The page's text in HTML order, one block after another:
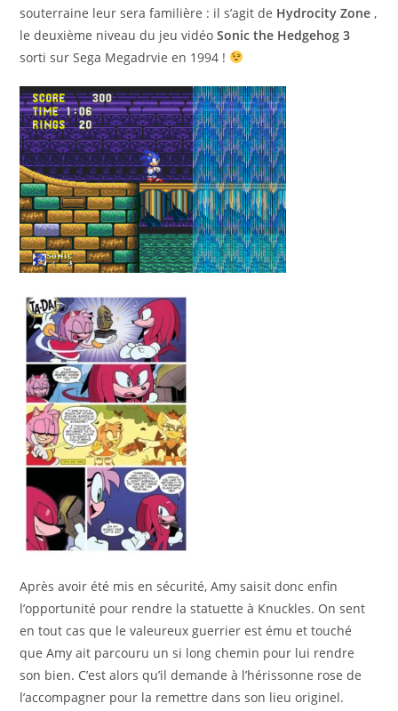
souterraine leur sera familière : il s’agit de Hydrocity Zone ,
le deuxième niveau du jeu vidéoSonic the Hedgehog 3
sorti sur Sega Megadrvie en 1994 !
Après avoir été mis en sécurité, Amy saisit donc enfin
l’opportunité pour rendre la statuette à Knuckles. On sent
en tout cas que le valeureux guerrier est ému et touché
que Amy ait parcouru un si long chemin pour lui rendre
son bien. C’est alors qu’il demande à l’hérissonne rose de
l’accompagner pour la remettre dans son lieu originel.